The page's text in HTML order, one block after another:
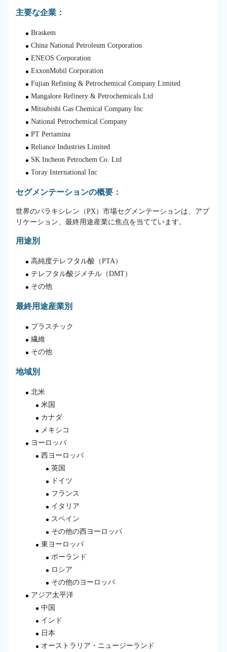
主要な企業：
Braskem
China National Petroleum Corporation
ENEOS Corporation
ExxonMobil Corporation
Fujian Refining & Petrochemical Company Limited
Mangalore Refinery & Petrochemicals Ltd
Mitsubishi Gas Chemical Company Inc
National Petrochemical Company
PT Pertamina
Reliance Industries Limited
SK Incheon Petrochem Co. Ltd
Toray International Inc
セグメンテーションの概要：
世界のパラキシレン（PX）市場セグメンテーションは、アプ
リケーション、最終用途産業に焦点を当てています。
用途別
高純度テレフタル酸（PTA）
テレフタル酸ジメチル（DMT）
その他
最終用途産業別
プラスチック
繊維
その他
地域別
北米
米国
カナダ
メキシコ
ヨーロッパ
西ヨーロッパ
英国
ドイツ
フランス
イタリア
スペイン
その他の西ヨーロッパ
東ヨーロッパ
ポーランド
ロシア
その他のヨーロッパ
アジア太平洋
中国
インド
日本
オーストラリア・ニュージーランド